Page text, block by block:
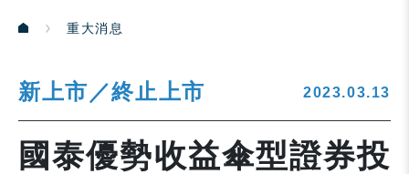
重大消息
新上市／終止上市 2023.03.13
國泰優勢收益傘型證券投